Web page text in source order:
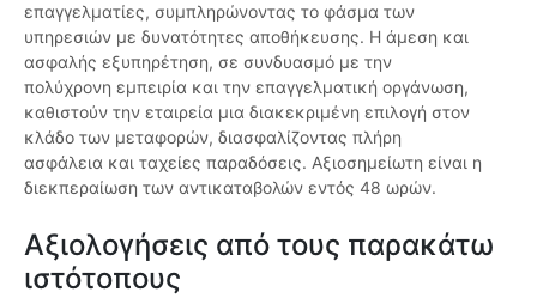
επαγγελματίες, συμπληρώνοντας το φάσμα των
υπηρεσιών με δυνατότητες αποθήκευσης. Η άμεση και
ασφαλής εξυπηρέτηση, σε συνδυασμό με την
πολύχρονη εμπειρία και την επαγγελματική οργάνωση,
καθιστούν την εταιρεία μια διακεκριμένη επιλογή στον
κλάδο των μεταφορών, διασφαλίζοντας πλήρη
ασφάλεια και ταχείες παραδόσεις. Αξιοσημείωτη είναι η
διεκπεραίωση των αντικαταβολών εντός 48 ωρών.
Αξιολογήσεις από τους παρακάτω
ιστότοπους